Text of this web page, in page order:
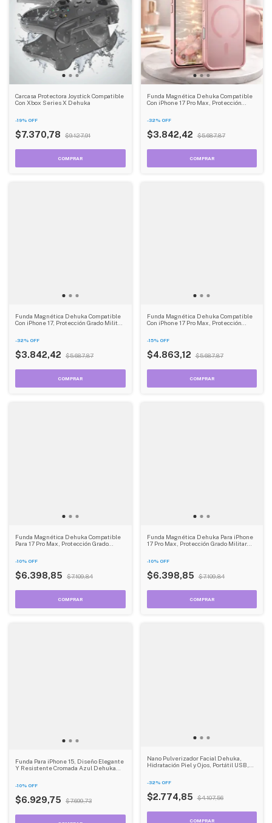
Carcasa Protectora Joystick Compatible
Con Xbox Series X Dehuka
-19% OFF
$7.370,78 $9.127,91
Funda Magnética Dehuka Compatible
Con iPhone 17 Pro Max, Protección
-32% OFF
$3.842,42 $5.687,87
Funda Magnética Dehuka Compatible
Con iPhone 17, Protección Grado Militar
-32% OFF
$3.842,42 $5.687,87
Funda Magnética Dehuka Compatible
Con iPhone 17 Pro Max, Protección
-15% OFF
$4.863,12 $5.687,87
Funda Magnética Dehuka Compatible
Para 17 Pro Max, Protección Grado
-10% OFF
$6.398,85 $7.109,84
Funda Magnética Dehuka Para iPhone
17 Pro Max, Protección Grado Militar
-10% OFF
$6.398,85 $7.109,84
Funda Para iPhone 15, Diseño Elegante
Y Resistente Cromada Azul Dehuka
-10% OFF
$6.929,75 $7.699,73
Nano Pulverizador Facial Dehuka,
Hidratación Piel y Ojos, Portátil USB,
-32% OFF
$2.774,85 $4.107,56